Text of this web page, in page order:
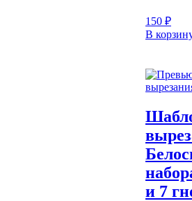
150 ₽
В
и 7